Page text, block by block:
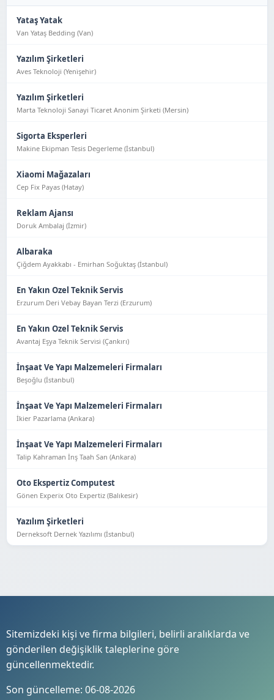
Yataş Yatak
Van Yataş Bedding (Van)
Yazılım Şirketleri
Aves Teknoloji (Yeni̇şehi̇r)
Yazılım Şirketleri
Marta Teknoloji Sanayi Ticaret Anonim Şirketi (Mersin)
Sigorta Eksperleri
Makine Ekipman Tesis Degerleme (İstanbul)
Xiaomi Mağazaları
Cep Fix Payas (Hatay)
Reklam Ajansı
Doruk Ambalaj (İzmir)
Albaraka
Çiğdem Ayakkabı - Emirhan Soğuktaş (İstanbul)
En Yakın Ozel Teknik Servis
Erzurum Deri Vebay Bayan Terzi (Erzurum)
En Yakın Ozel Teknik Servis
Avantaj Eşya Tekni̇k Servi̇si̇ (Çankırı)
İnşaat Ve Yapı Malzemeleri Firmaları
Beşoğlu (İstanbul)
İnşaat Ve Yapı Malzemeleri Firmaları
İkier Pazarlama (Ankara)
İnşaat Ve Yapı Malzemeleri Firmaları
Talip Kahraman İnş Taah San (Ankara)
Oto Ekspertiz Computest
Gönen Experix Oto Expertiz (Balıkesir)
Yazılım Şirketleri
Derneksoft Dernek Yazılımı (İstanbul)
Sitemizdeki kişi ve firma bilgileri, belirli aralıklarda ve
gönderilen değişiklik taleplerine göre
güncellenmektedir.
Son güncelleme: 06-08-2026